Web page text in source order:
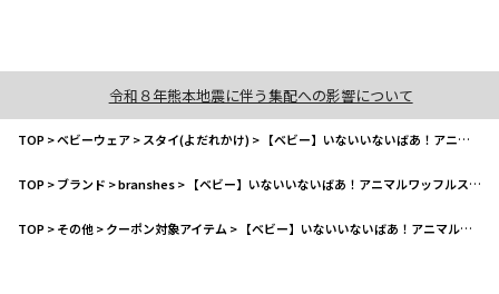
令和８年熊本地震に伴う集配への影響について
TOP>ベビーウェア>スタイ(よだれかけ)> 【ベビー】いないいないばあ！アニマルワッフルスタイ
TOP>ブランド >branshes> 【ベビー】いないいないばあ！アニマルワッフルスタイ
TOP>その他>クーポン対象アイテム > 【ベビー】いないいないばあ！アニマルワッフルスタイ